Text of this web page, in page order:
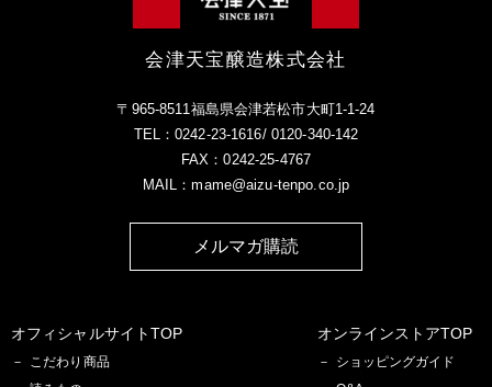
会津天宝醸造株式会社
〒965-8511福島県会津若松市大町1-1-24
TEL：0242-23-1616/ 0120-340-142
FAX：0242-25-4767
MAIL：mame@aizu-tenpo.co.jp
メルマガ購読
オフィシャルサイトTOP
こだわり商品
オンラインストアTOP
ショッピングガイド